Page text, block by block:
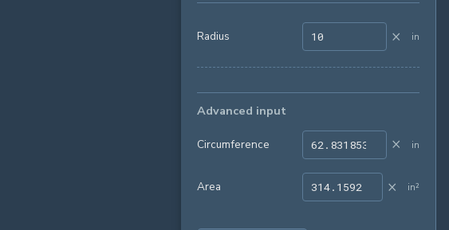
Radius × in
Advanced input
Circumference × in
Area × in²